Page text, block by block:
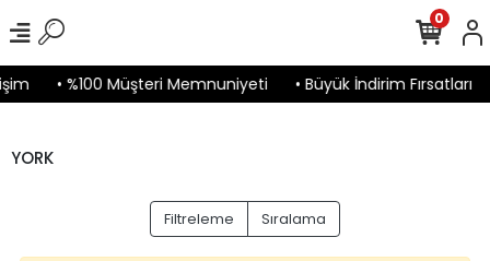
• %100 Müşteri Memnuniyeti • Büyük İndirim Fırsatları
0
YORK
Filtreleme Sıralama